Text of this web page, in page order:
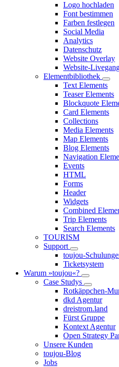
Logo hochladen
Font bestimmen
Farben festlegen
Social Media
Analytics
Datenschutz
Website Overlay
Website-
Elementbibliothek
Text Elements
Teaser Elements
Blockquote
Card Elements
Collections
Media Elements
Map Elements
Blog Elements
Navigation
Events
HTML
Forms
Header
Widgets
Combined
Trip Elements
Search Elements
TOURISM
Support
toujou-
Ticketsystem
Warum »toujou«?
Case Studys
Rotkäppchen-
dkd Agentur
dreistrom.land
Fürst Gruppe
Kontext Agentur
Open Strategy
Unsere Kunden
toujou-Blog
Jobs